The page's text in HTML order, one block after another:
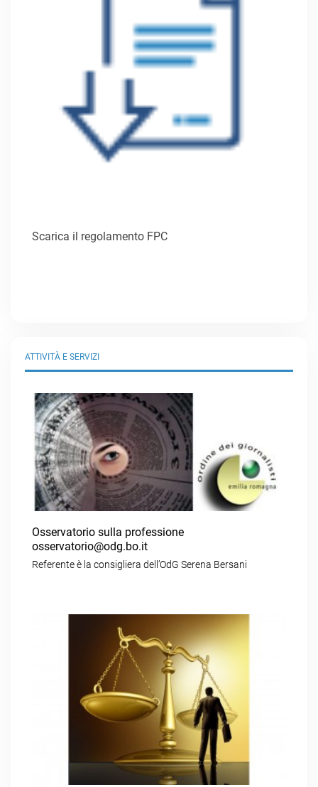
Scarica il regolamento FPC
ATTIVITÀ E SERVIZI
Osservatorio sulla professione
osservatorio@odg.bo.it
Referente è la consigliera dell’OdG Serena Bersani